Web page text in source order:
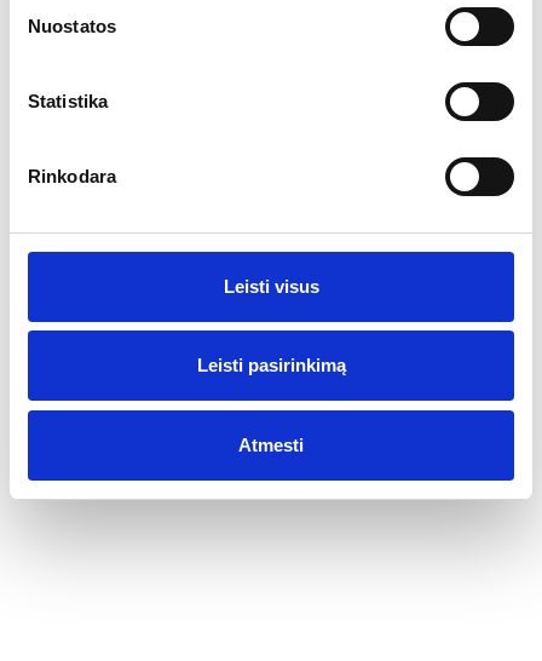
Nuostatos
Statistika
Rinkodara
Leisti visus
Leisti pasirinkimą
Atmesti